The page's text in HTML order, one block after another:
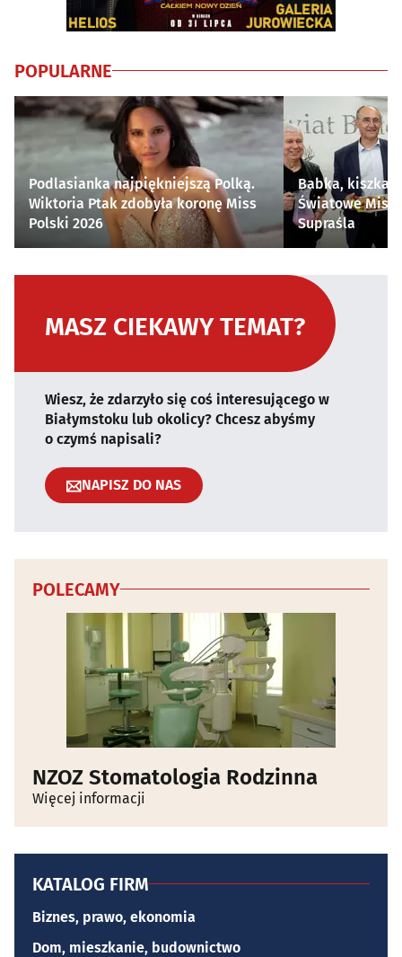
POPULARNE
Podlasianka najpiękniejszą Polką.
Wiktoria Ptak zdobyła koronę Miss
Polski 2026
Babka, kiszka i
Światowe
Supraśla
MASZ CIEKAWY TEMAT?
Wiesz, że zdarzyło się coś interesującego w
Białymstoku lub okolicy? Chcesz abyśmy
o czymś napisali?
NAPISZ DO NAS
POLECAMY
NZOZ Stomatologia Rodzinna
Więcej informacji
KATALOG FIRM
Biznes, prawo, ekonomia
Dom, mieszkanie, budownictwo